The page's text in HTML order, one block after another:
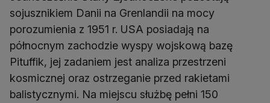
sojusznikiem Danii na Grenlandii na mocy
porozumienia z 1951 r. USA posiadają na
północnym zachodzie wyspy wojskową bazę
Pituffik, jej zadaniem jest analiza przestrzeni
kosmicznej oraz ostrzeganie przed rakietami
balistycznymi. Na miejscu służbę pełni 150